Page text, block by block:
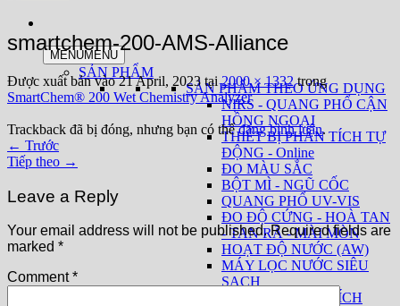
MENUMENU
SẢN PHẨM
SẢN PHẨM THEO ỨNG DỤNG
NIRS - QUANG PHỔ CẬN
HỒNG NGOẠI
THIẾT BỊ PHÂN TÍCH TỰ
ĐỘNG - Online
ĐO MÀU SẮC
BỘT MÌ - NGŨ CỐC
QUANG PHỔ UV-VIS
ĐO ĐỘ CỨNG - HOÀ TAN
- TAN RÃ - MÀI MÒN
HOẠT ĐỘ NƯỚC (AW)
MÁY LỌC NƯỚC SIÊU
SẠCH
THIẾT BỊ PHÂN TÍCH
smartchem-200-AMS-Alliance
Được xuất bản vào21 April, 2023 tại2000 × 1332trong
SmartChem® 200 Wet Chemistry Analyzer
Trackback đã bị đóng, nhưng bạn có thểđăng bình luận.
← Trước
Tiếp theo →
Leave a Reply
Your email address will not be published. Required fields are
marked *
Comment*